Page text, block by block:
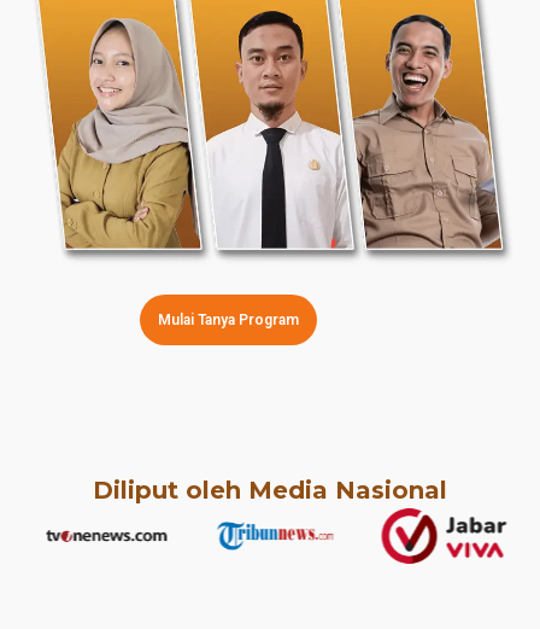
Mulai Tanya Program
Diliput oleh Media Nasional